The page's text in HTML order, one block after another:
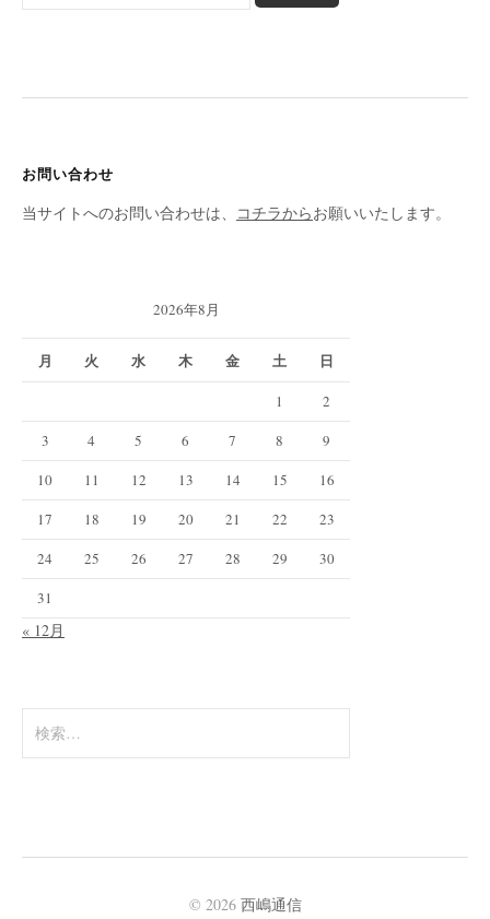
:
お問い合わせ
当サイトへのお問い合わせは、
コチラからお願いいたします。
2026年8月
月 火 水 木 金 土 日
1
2
3
4 5 6 7 8
9
10
11 12 13 14 15
16
17
18 19 20 21 22
23
24
25 26 27 28 29
30
31
« 12月
索
© 2026 西嶋通信